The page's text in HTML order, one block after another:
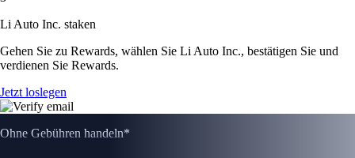
Li Auto Inc. staken
Gehen Sie zu Rewards, wählen Sie Li Auto Inc., bestätigen Sie und
verdienen Sie Rewards.
Jetzt loslegen
Ohne Gebühren handeln*